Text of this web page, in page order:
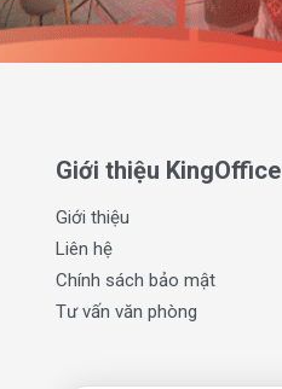
Giới thiệu KingOffice
Giới thiệu
Liên hệ
Chính sách bảo mật
Tư vấn văn phòng